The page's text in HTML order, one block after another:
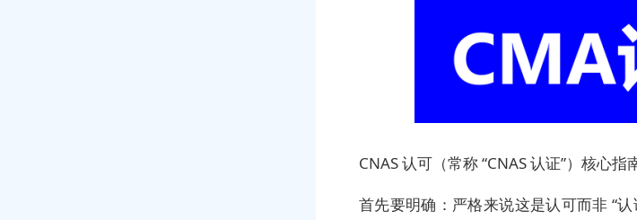
CNAS 认可（常称 “CNAS 认证”）核心指
首先要明确：严格来说这是认可而非 “